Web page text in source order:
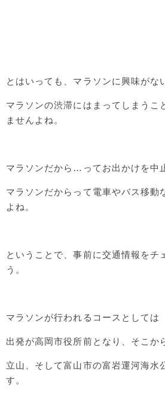
とはいっても、マラソンに興味がな
マラソンの渋滞にはまってしまうこ
ませんよね。
マラソンだから…ってお出かけを中
マラソンだからって電車やバス移動
よね。
ということで、事前に交通情報をチ
う。
マラソンが行われるコースとしては
出発が高岡市役所前となり、そこか
立山、そして富山市の富岩運河海水
す。